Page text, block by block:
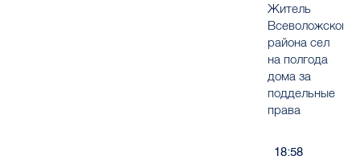
Житель
Всеволожского
района сел
на полгода
дома за
поддельные
права
18:58